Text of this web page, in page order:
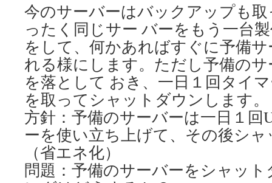
今のサーバーはバックアップも
ったく同じサー バーをもう一台
をして、何かあればすぐに予備
れる様にします。ただし予備の
を落として おき、一日１回タイ
を取ってシャットダウンします。
方針：予備のサーバーは一日１回
ーを使い立ち上げて、その後シ
（省エネ化）
問題：予備のサーバーをシャッ